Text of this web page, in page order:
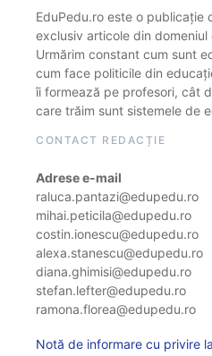
EduPedu.ro este o publicație
exclusiv articole din
Urmărim constant cum sunt
cum face politicile din
îi formează pe profesori, cât
care trăim sunt sistemele de
CONTACT REDACȚIE
Adrese e-mail
raluca.pantazi@edupedu.ro
mihai.peticila@edupedu.ro
costin.ionescu@edupedu.ro
alexa.stanescu@edupedu.ro
diana.ghimisi@edupedu.ro
stefan.lefter@edupedu.ro
ramona.florea@edupedu.ro
Notă de informare cu privire